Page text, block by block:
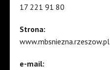
17 221 91 80
Strona:
www.mbsniezna.rzeszow.pl
e-mail: